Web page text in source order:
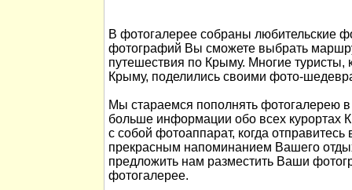
В фотогалерее собраны любительские
фотографий Вы сможете выбрать
путешествия по Крыму. Многие туристы,
Крыму, поделились своими фото-
Мы стараемся пополнять фотогалерею
больше информации обо всех курортах
с собой фотоаппарат, когда
прекрасным напоминанием Вашего
предложить нам разместить Ваши
фотогалерее.